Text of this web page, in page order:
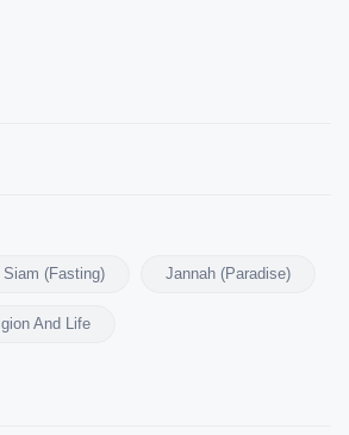
Siam (Fasting) Jannah (Paradise)
And Life